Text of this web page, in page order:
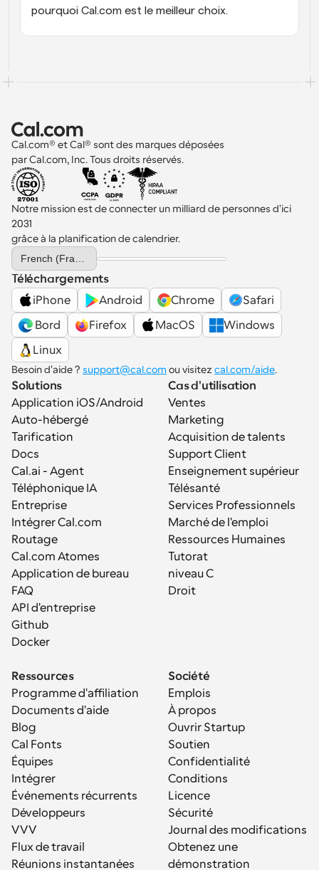
pourquoi Cal.com est le meilleur choix.
Cal.com® et Cal® sont des marques déposées
par Cal.com, Inc. Tous droits réservés.
Notre mission est de connecter un milliard de personnes d'ici
2031
grâce à la planification de calendrier.
Select Language
Téléchargements
iPhone
Android Chrome
Safari
Bord
Firefox MacOS
Windows
Linux
Besoin d'aide ? support@cal.com ou visitez cal.com/aide.
Solutions
Application iOS/Android
Auto-hébergé
Tarification
Docs
Cal.ai - Agent
Téléphonique IA
Entreprise
Intégrer Cal.com
Routage
Cal.com Atomes
Application de bureau
FAQ
API d'entreprise
Github
Docker
Cas d'utilisation
Ventes
Marketing
Acquisition de talents
Support Client
Enseignement supérieur
Télésanté
Services Professionnels
Marché de l'emploi
Ressources Humaines
Tutorat
niveau C
Droit
Ressources
Programme d'affiliation
Documents d'aide
Blog
Cal Fonts
Équipes
Intégrer
Événements récurrents
Développeurs
VVV
Flux de travail
Réunions instantanées
Société
Emplois
À propos
Ouvrir Startup
Soutien
Confidentialité
Conditions
Licence
Sécurité
Journal des modifications
Obtenez une
démonstration